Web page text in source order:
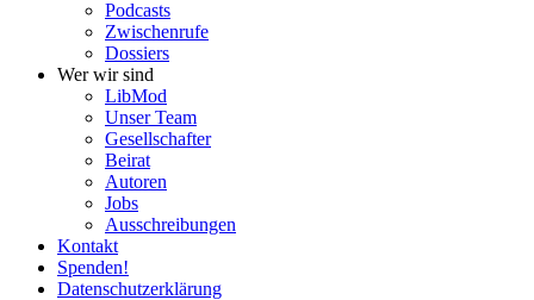
Podcasts
Zwischenrufe
Dossiers
Wer wir sind
LibMod
Unser Team
Gesell­schafter
Beirat
Autoren
Jobs
Ausschrei­bungen
Kontakt
Spenden!
Daten­schutz­er­klärung